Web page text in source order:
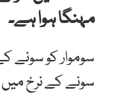
مہنگا ہوا ہے۔
سونے کے نرخ میں 8400 روپے کا بڑا اضافہ ہو گیا ہے۔